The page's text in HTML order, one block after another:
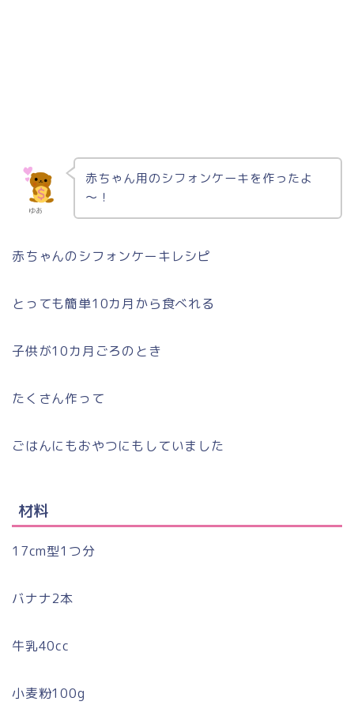
ゆあ
赤ちゃん用のシフォンケーキを作ったよ
～！
赤ちゃんのシフォンケーキレシピ
とっても簡単10カ月から食べれる
子供が10カ月ごろのとき
たくさん作って
ごはんにもおやつにもしていました
材料
17cm型1つ分
バナナ2本
牛乳40cc
小麦粉100g